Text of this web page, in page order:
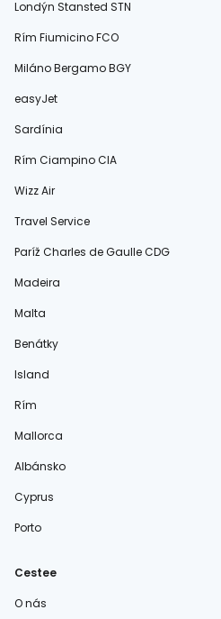
Londýn Stansted STN
Rím Fiumicino FCO
Miláno Bergamo BGY
easyJet
Sardínia
Rím Ciampino CIA
Wizz Air
Travel Service
Paríž Charles de Gaulle CDG
Madeira
Malta
Benátky
Island
Rím
Mallorca
Albánsko
Cyprus
Porto
Cestee
O nás